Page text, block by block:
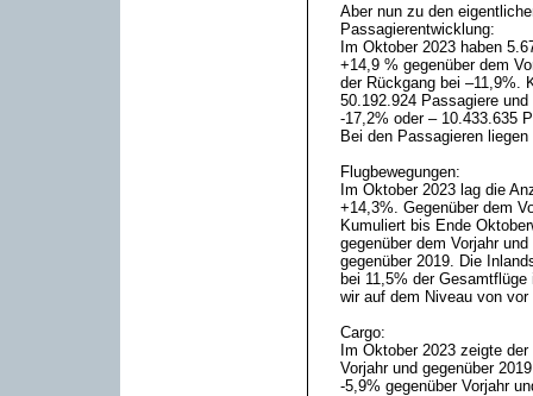
Aber nun zu den
Passagierentwicklung:
Im Oktober 2023 haben
+14,9 % gegenüber dem
der Rückgang bei –11,9%.
50.192.924 Passagiere
-17,2% oder – 10.433.635
Bei den Passagieren
Flugbewegungen:
Im Oktober 2023 lag die
+14,3%. Gegenüber dem
Kumuliert bis Ende
gegenüber dem Vorjahr
gegenüber 2019. Die
bei 11,5% der
wir auf dem Niveau von vor
Cargo:
Im Oktober 2023 zeigte
Vorjahr und gegenüber
-5,9% gegenüber Vorjahr